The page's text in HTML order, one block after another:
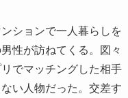
ションで一人暮らしを
性が訪ねてくる。図々
でマッチングした相手
い人物だった。交差す